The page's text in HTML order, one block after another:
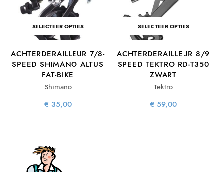
SELECTEER OPTIES
ACHTERDERAILLEUR 7/8-
SPEED SHIMANO ALTUS
FAT-BIKE
Shimano
€ 35,00
SELECTEER OPTIES
ACHTERDERAILLEUR 8/9
SPEED TEKTRO RD-T350
ZWART
Tektro
€ 59,00